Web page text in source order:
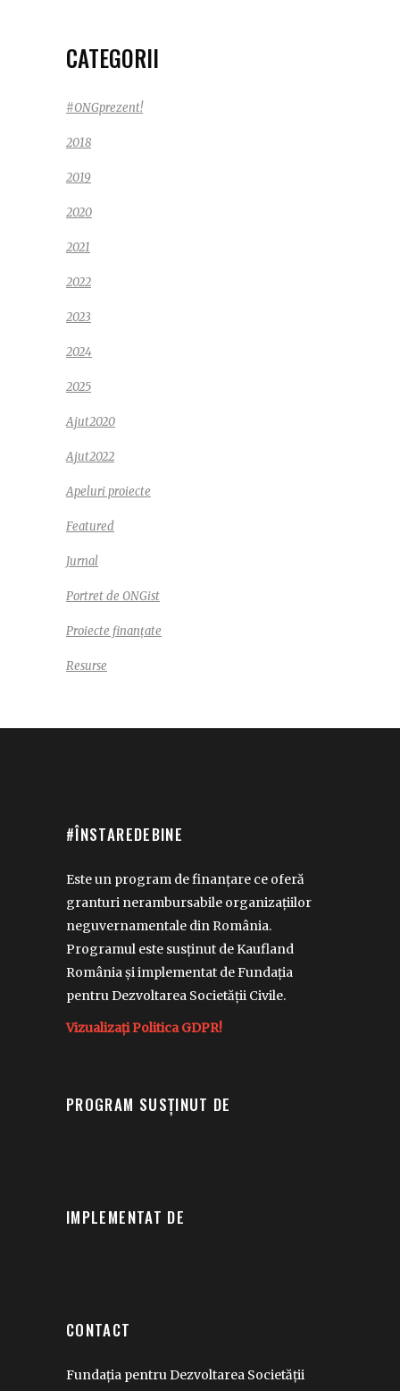
CATEGORII
#ONGprezent!
2018
2019
2020
2021
2022
2023
2024
2025
Ajut2020
Ajut2022
Apeluri proiecte
Featured
Jurnal
Portret de ONGist
Proiecte finanțate
Resurse
#ÎNSTAREDEBINE
Este un program de finanțare ce oferă
granturi nerambursabile organizațiilor
neguvernamentale din România.
Programul este susținut de Kaufland
România și implementat de Fundația
pentru Dezvoltarea Societății Civile.
Vizualizați Politica GDPR!
PROGRAM SUSȚINUT DE
IMPLEMENTAT DE
CONTACT
Fundația pentru Dezvoltarea Societății